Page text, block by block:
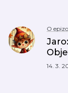
O
14. 3.